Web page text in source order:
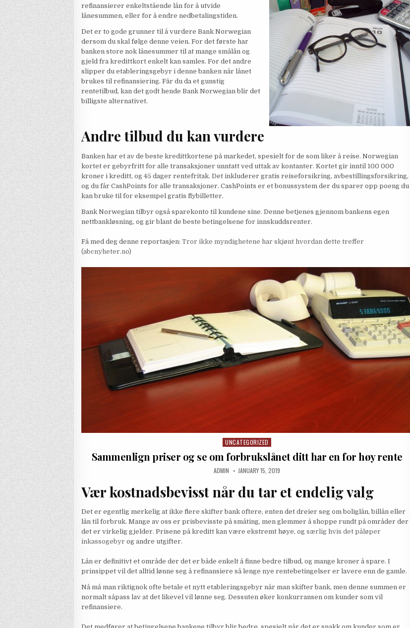
refinansierer enkeltstående lån for å utvide
lånesummen, eller for å endre nedbetalingstiden.
Det er to gode grunner til å vurdere Bank Norwegian
dersom du skal følge denne veien. For det første har
banken store nok lånesummer til at mange smålån og
gjeld fra kredittkort enkelt kan samles. For det andre
slipper du etableringsgebyr i denne banken når lånet
brukes til refinansiering. Får du da et gunstig
rentetilbud, kan det godt hende Bank Norwegian blir det
billigste alternativet.
Andre tilbud du kan vurdere
Banken har et av de beste kredittkortene på markedet, spesielt for de som liker å reise. Norwegian
kortet er gebyrfritt for alle transaksjoner unntatt ved uttak av kontanter. Kortet gir inntil 100 000
kroner i kreditt, og 45 dager rentefritak. Det inkluderer gratis reiseforsikring, avbestillingsforsikring,
og du får CashPoints for alle transaksjoner. CashPoints er et bonussystem der du sparer opp poeng du
kan bruke til for eksempel gratis flybilletter.
Bank Norwegian tilbyr også sparekonto til kundene sine. Denne betjenes gjennom bankens egen
nettbankløsning, og gir blant de beste betingelsene for innskuddsrenter.
Få med deg denne reportasjen:Tror ikke myndighetene har skjønt hvordan dette treffer
(abcnyheter.no)
Posted in
UNCATEGORIZED
Sammenlign priser og se om forbrukslånet ditt har en for høy rente
AUTHOR:
ADMIN PUBLISHED DATE:
JANUARY 15, 2019
Vær kostnadsbevisst når du tar et endelig valg
Det er egentlig merkelig at ikke flere skifter bank oftere, enten det dreier seg om boliglån, billån eller
lån til forbruk. Mange av oss er prisbevisste på småting, men glemmer å shoppe rundt på områder der
det er virkelig gjelder. Prisene på kreditt kan være ekstremt høye, ogsærlig hvis det påløper
inkassogebyr og andre utgifter.
Lån er definitivt et område der det er både enkelt å finne bedre tilbud, og mange kroner å spare. I
prinsippet vil det alltid lønne seg å refinansiere så lenge nye rentebetingelser er lavere enn de gamle.
Nå må man riktignok ofte betale et nytt etableringsgebyr når man skifter bank, men denne summen er
normalt såpass lav at det likevel vil lønne seg. Dessuten øker konkurransen om kunder som vil
refinansiere.